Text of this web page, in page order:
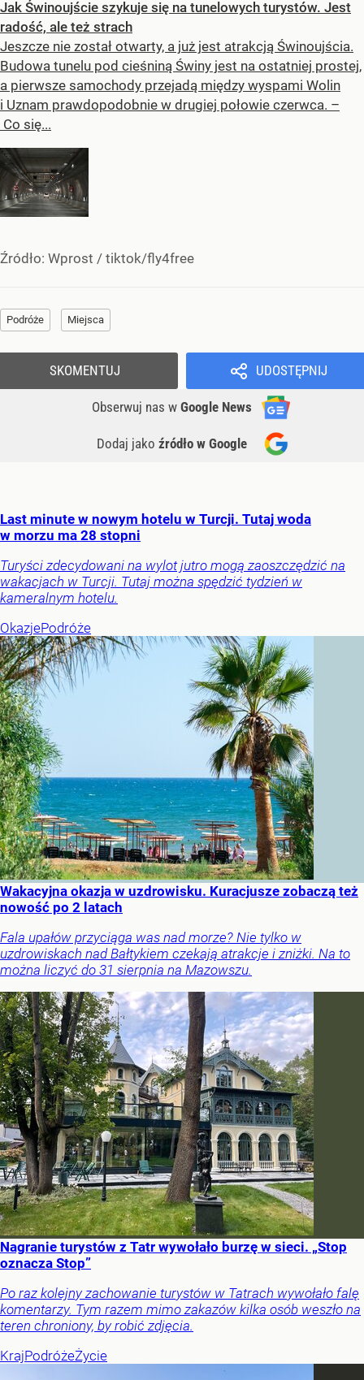
Jak Świnoujście szykuje się na tunelowych turystów. Jest
radość, ale też strach
Jeszcze nie został otwarty, a już jest atrakcją Świnoujścia.
Budowa tunelu pod cieśniną Świny jest na ostatniej prostej,
a pierwsze samochody przejadą między wyspami Wolin
i Uznam prawdopodobnie w drugiej połowie czerwca. –
Co się...
Źródło: Wprost / tiktok/fly4free
Podróże Miejsca
UDOSTĘPNIJ
Obserwuj nas w Google News
Dodaj jako źródło w Google
SKOMENTUJ
Last minute w nowym hotelu w Turcji. Tutaj woda
w morzu ma 28 stopni
Turyści zdecydowani na wylot jutro mogą zaoszczędzić na
wakacjach w Turcji. Tutaj można spędzić tydzień w
kameralnym hotelu.
OkazjePodróże
Wakacyjna okazja w uzdrowisku. Kuracjusze zobaczą też
nowość po 2 latach
Fala upałów przyciąga was nad morze? Nie tylko w
uzdrowiskach nad Bałtykiem czekają atrakcje i zniżki. Na to
można liczyć do 31 sierpnia na Mazowszu.
Nagranie turystów z Tatr wywołało burzę w sieci. „Stop
oznacza Stop”
Po raz kolejny zachowanie turystów w Tatrach wywołało falę
komentarzy. Tym razem mimo zakazów kilka osób weszło na
teren chroniony, by robić zdjęcia.
KrajPodróżeŻycie